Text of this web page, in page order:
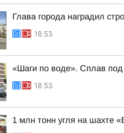
Глава города наградил
18:53
«Шаги по воде». Сплав
18:53
1 млн тонн угля на шахте